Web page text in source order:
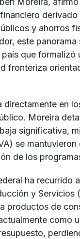
derivado
y ahorros
este panorama
que formalizó
fronteriza
en
Moreira
significativa,
se mantuvieron
de los
ha recurrido
y Servicios
productos de
como